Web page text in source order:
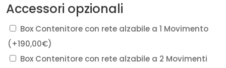
Accessori opzionali
Box Contenitore con rete alzabile a 1 Movimento
(+190,00€)
Box Contenitore con rete alzabile a 2 Movimenti